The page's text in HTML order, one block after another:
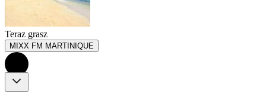
Teraz grasz
MIXX FM MARTINIQUE